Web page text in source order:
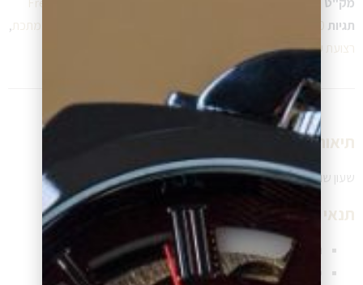
תגיות
רצועת מתכת,
רצועת עור
תיאור שעון:
שעון שוויצרי לגברים
תנאי תשלום ומשלוח שעון:
תנאי תשלום גמישים (תשלומים ללא ריבית)
משלוח שעון מהיר לכל יעד בישראל